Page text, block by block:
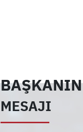
BAŞKANIN
MESAJI